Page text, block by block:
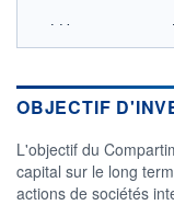
LU1064860189 -
OPCVM DERNIER
OBJECTIF
L'objectif du
capital sur le long
actions de sociétés